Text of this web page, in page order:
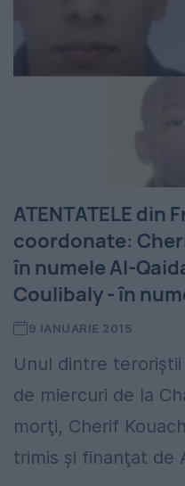
ATENTATELE din
coordonate:
în numele Al-
Coulibaly - în
9 IANUARIE 2015
Unul dintre
de miercuri de la
morţi, Cherif
trimis şi finanţat de